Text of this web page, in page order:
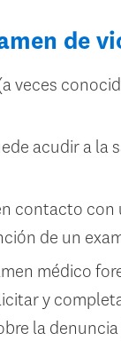
de
veces
acudir a la
contacto con
de un
médico
y
la